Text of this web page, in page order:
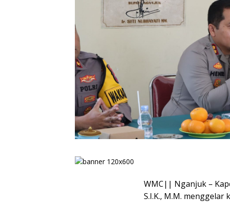
WMC|| Nganjuk –
S.I.K., M.M.